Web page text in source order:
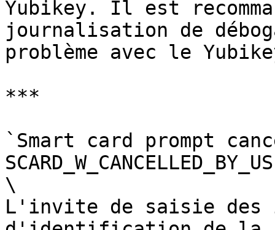
Yubikey. Il est
journalisation de
problème avec le
***
`Smart card prompt
\
L'invite de saisie des